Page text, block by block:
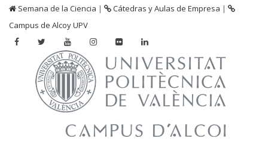
Semana de la Ciencia | Cátedras y Aulas de Empresa |
Campus de Alcoy UPV